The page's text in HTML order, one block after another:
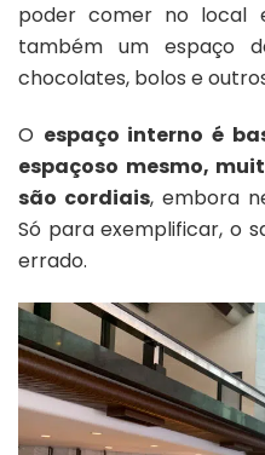
poder comer no local
também um espaço
chocolates, bolos e
O espaço interno é
espaçoso mesmo,
são cordiais, embora
Só para exemplificar, o
errado.